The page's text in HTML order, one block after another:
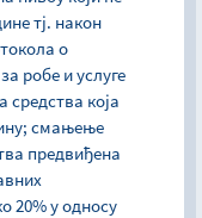
тј. након
о
робе и услуге
средства која
смањење
предвиђена
20% у односу